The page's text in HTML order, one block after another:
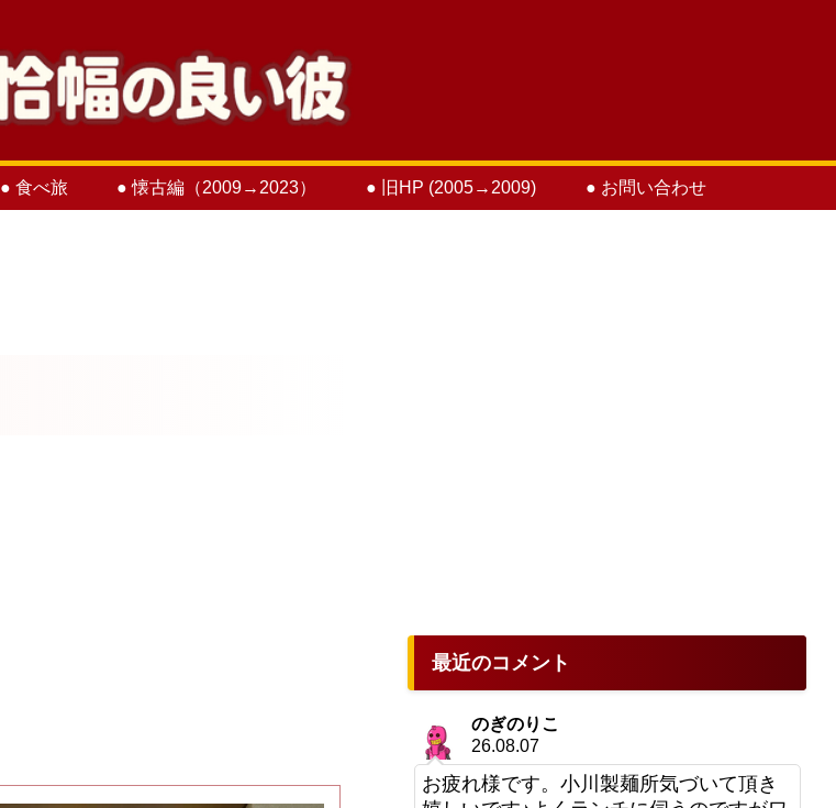
● 食べ旅 ● 懐古編（2009→2023） ● 旧HP (2005→2009) ● お問い合わせ
最近のコメント
のぎのりこ
26.08.07
お疲れ様です。小川製麺所気づいて頂き